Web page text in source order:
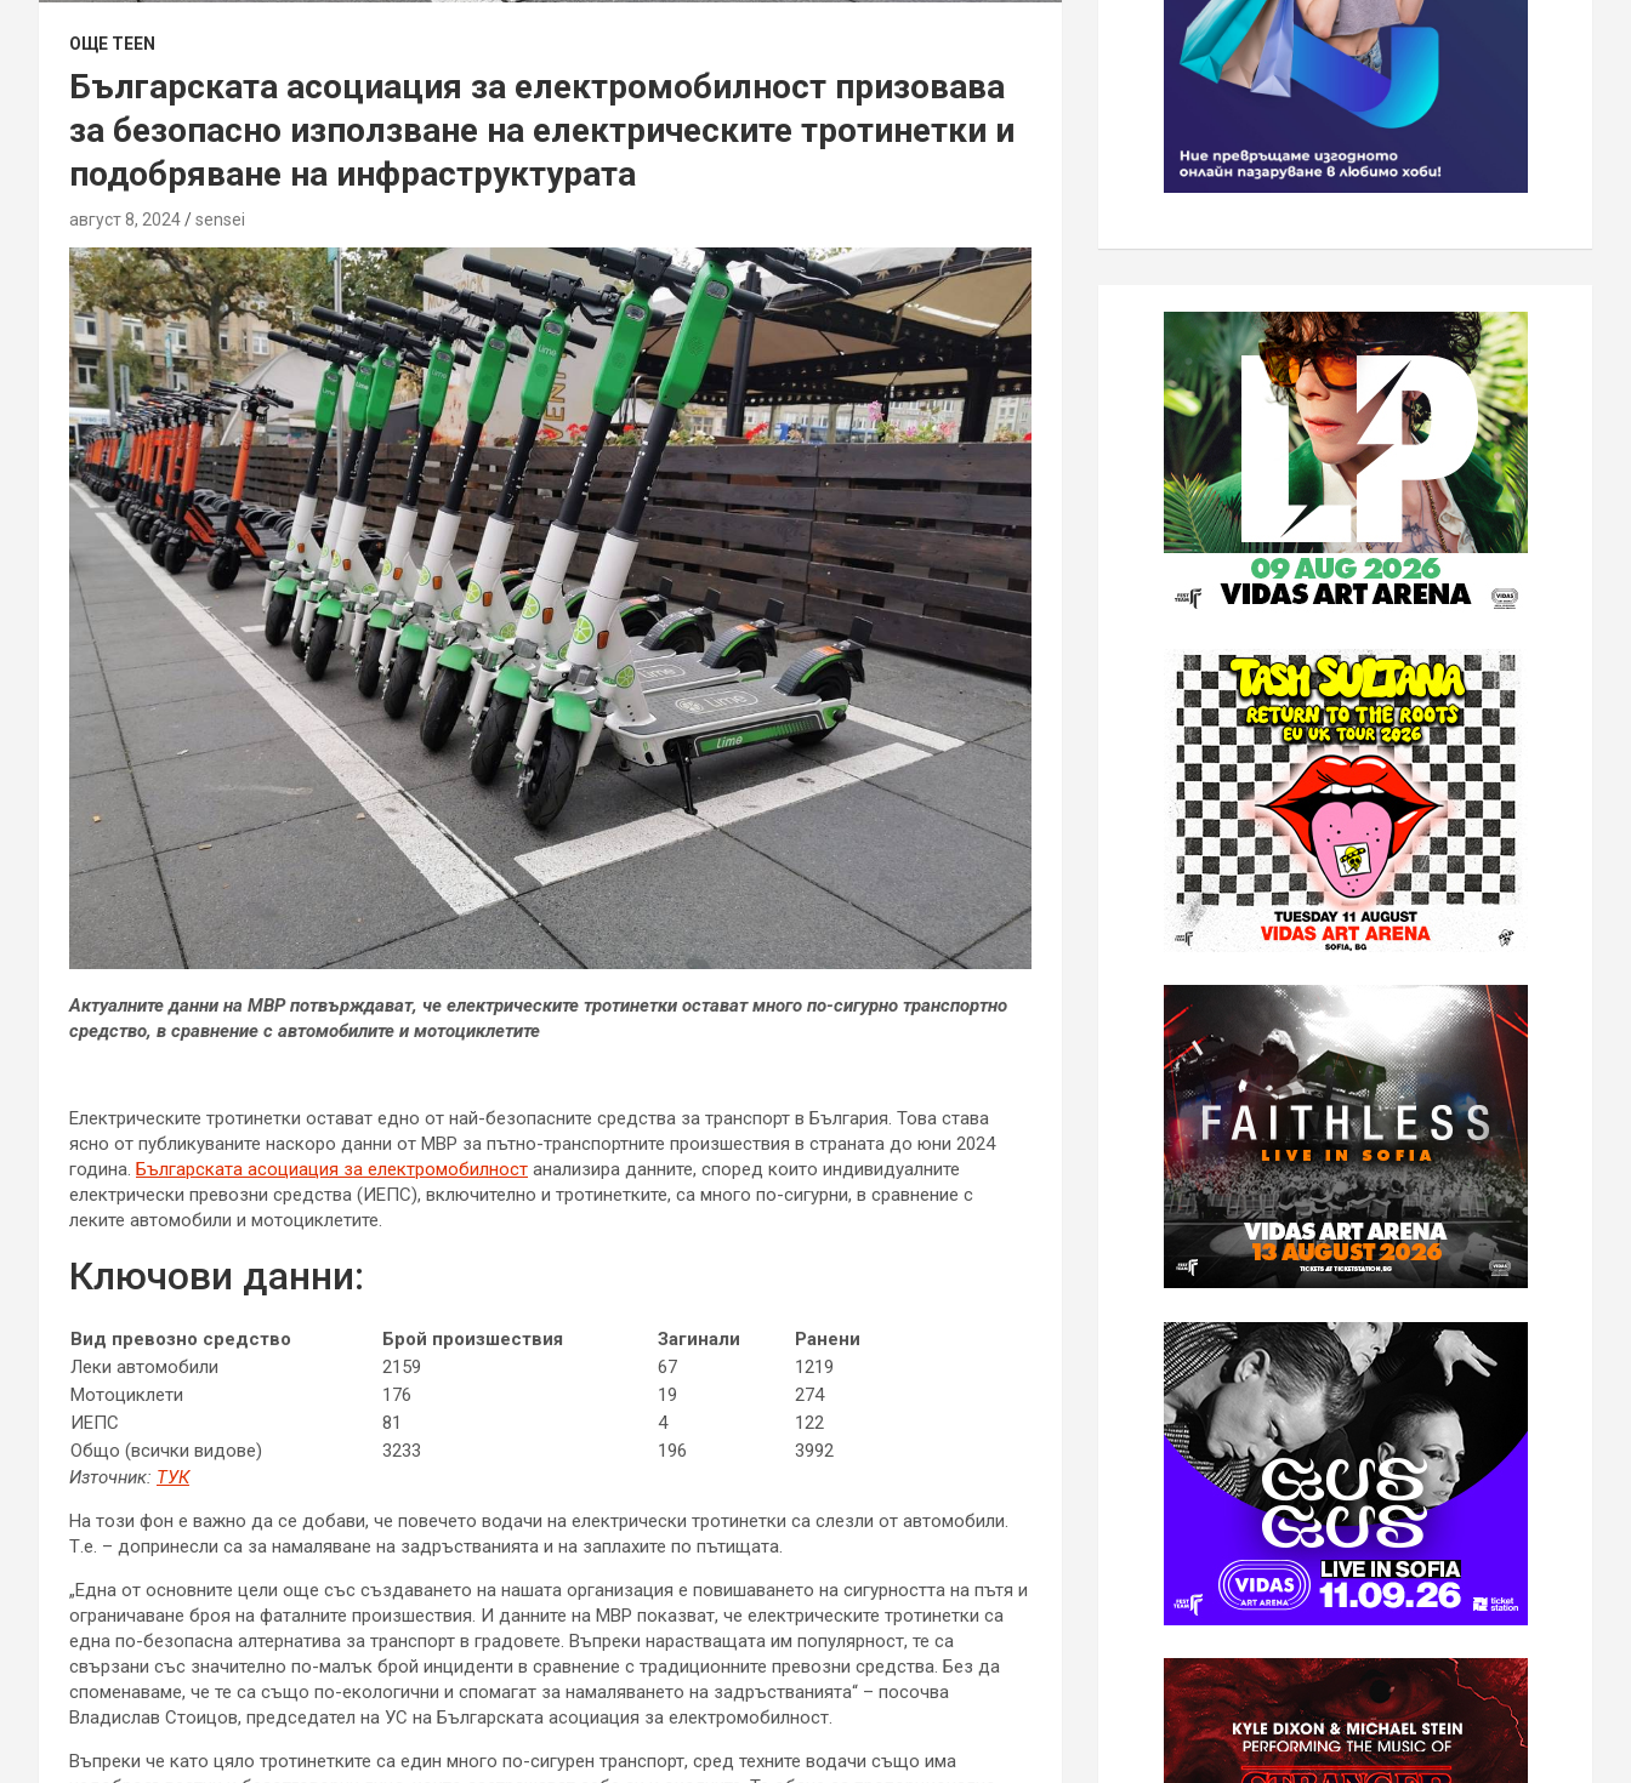
ОЩЕ TEEN
Българската асоциация за електромобилност призовава
за безопасно използване на електрическите тротинетки и
подобряване на инфраструктурата
август 8, 2024 sensei
Актуалните данни на МВР потвърждават, че електрическите тротинетки остават много по-сигурно транспортно
средство, в сравнение с автомобилите и мотоциклетите
Електрическите тротинетки остават едно от най-безопасните средства за транспорт в България. Това става
ясно от публикуваните наскоро данни от МВР за пътно-транспортните произшествия в страната до юни 2024
година. Българската асоциация за електромобилност анализира данните, според които индивидуалните
електрически превозни средства (ИЕПС), включително и тротинетките, са много по-сигурни, в сравнение с
леките автомобили и мотоциклетите.
Ключови данни:
Вид превозно средство Брой произшествия Загинали
Ранени
Леки автомобили
2159 67
1219
Мотоциклети
176 19
274
ИЕПС
81 4
122
Общо (всички видове)
3233 196
3992
Източник: ТУК
На този фон е важно да се добави, че повечето водачи на електрически тротинетки са слезли от автомобили.
Т.е. – допринесли са за намаляване на задръстванията и на заплахите по пътищата.
„Една от основните цели още със създаването на нашата организация е повишаването на сигурността на пътя и
ограничаване броя на фаталните произшествия. И данните на МВР показват, че електрическите тротинетки са
една по-безопасна алтернатива за транспорт в градовете. Въпреки нарастващата им популярност, те са
свързани със значително по-малък брой инциденти в сравнение с традиционните превозни средства. Без да
споменаваме, че те са също по-екологични и спомагат за намаляването на задръстванията“ – посочва
Владислав Стоицов, председател на УС на Българската асоциация за електромобилност.
Въпреки че като цяло тротинетките са един много по-сигурен транспорт, сред техните водачи също има